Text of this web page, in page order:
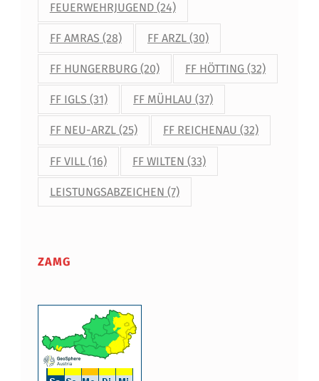
FEUERWEHRJUGEND(24)
FF AMRAS (28) FF ARZL (30)
FF HUNGERBURG(20) FF HÖTTING (32)
FF IGLS (31) FF MÜHLAU (37)
FF NEU-ARZL(25) FF REICHENAU (32)
FF VILL(16) FF WILTEN (33)
LEISTUNGSABZEICHEN (7)
ZAMG